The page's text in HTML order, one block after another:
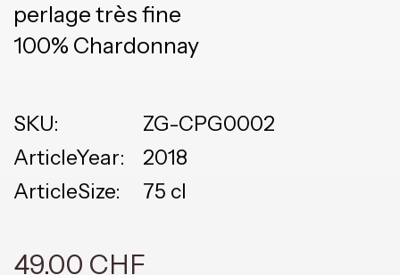
perlage très fine
100% Chardonnay
SKU:
ZG-CPG0002
ArticleYear:
2018
ArticleSize:
75 cl
49.00 CHF